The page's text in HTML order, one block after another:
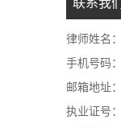
联系我们
律师姓名
手机号码
邮箱地址
执业证号